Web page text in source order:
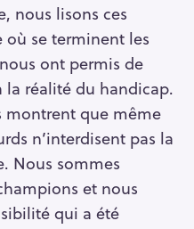
nous lisons ces
se terminent les
ont permis de
la réalité du handicap.
montrent que même
n’interdisent pas la
Nous sommes
et nous
qui a été